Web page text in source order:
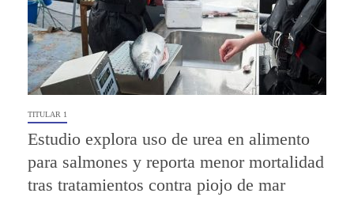
TITULAR 1
Estudio explora uso de urea en alimento
para salmones y reporta menor mortalidad
tras tratamientos contra piojo de mar